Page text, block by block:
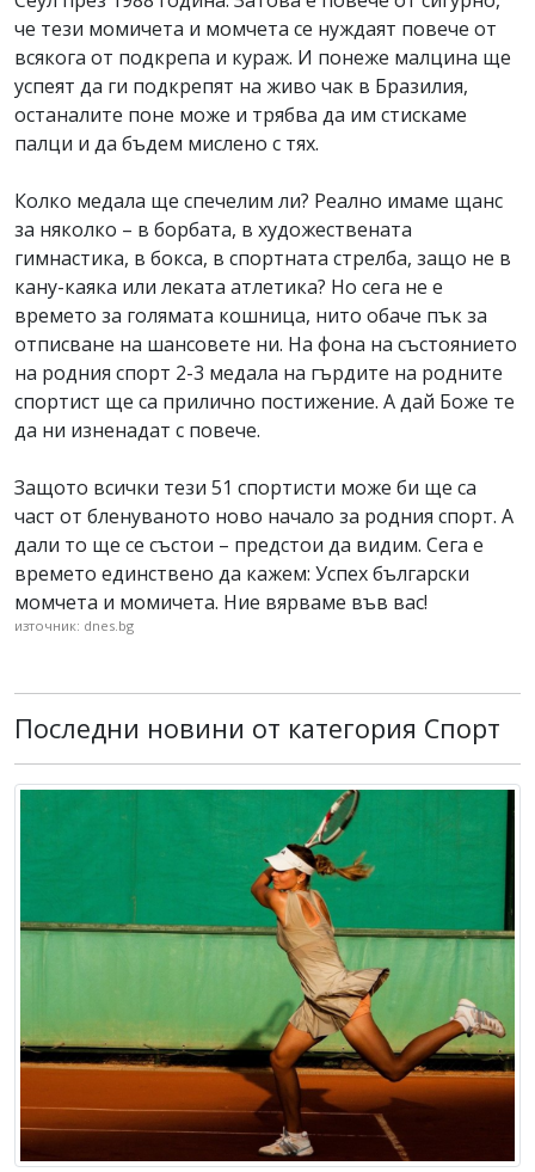
че тези момичета и момчета се нуждаят повече от
всякога от подкрепа и кураж. И понеже малцина ще
успеят да ги подкрепят на живо чак в Бразилия,
останалите поне може и трябва да им стискаме
палци и да бъдем мислено с тях.
Колко медала ще спечелим ли? Реално имаме щанс
за няколко – в борбата, в художествената
гимнастика, в бокса, в спортната стрелба, защо не в
кану-каяка или леката атлетика? Но сега не е
времето за голямата кошница, нито обаче пък за
отписване на шансовете ни. На фона на състоянието
на родния спорт 2-3 медала на гърдите на родните
спортист ще са прилично постижение. А дай Боже те
да ни изненадат с повече.
Защото всички тези 51 спортисти може би ще са
част от бленуваното ново начало за родния спорт. А
дали то ще се състои – предстои да видим. Сега е
времето единствено да кажем: Успех български
момчета и момичета. Ние вярваме във вас!
източник: dnes.bg
Последни новини от категория Спорт